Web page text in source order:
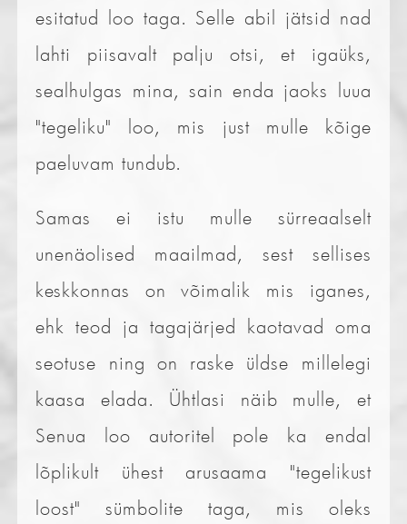
esitatud loo taga. Selle abil jätsid nad
lahti piisavalt palju otsi, et igaüks,
sealhulgas mina, sain enda jaoks luua
"tegeliku" loo, mis just mulle kõige
paeluvam tundub.
Samas ei istu mulle sürreaalselt
unenäolised maailmad, sest sellises
keskkonnas on võimalik mis iganes,
ehk teod ja tagajärjed kaotavad oma
seotuse ning on raske üldse millelegi
kaasa elada. Ühtlasi näib mulle, et
Senua loo autoritel pole ka endal
lõplikult ühest arusaama "tegelikust
loost" sümbolite taga, mis oleks